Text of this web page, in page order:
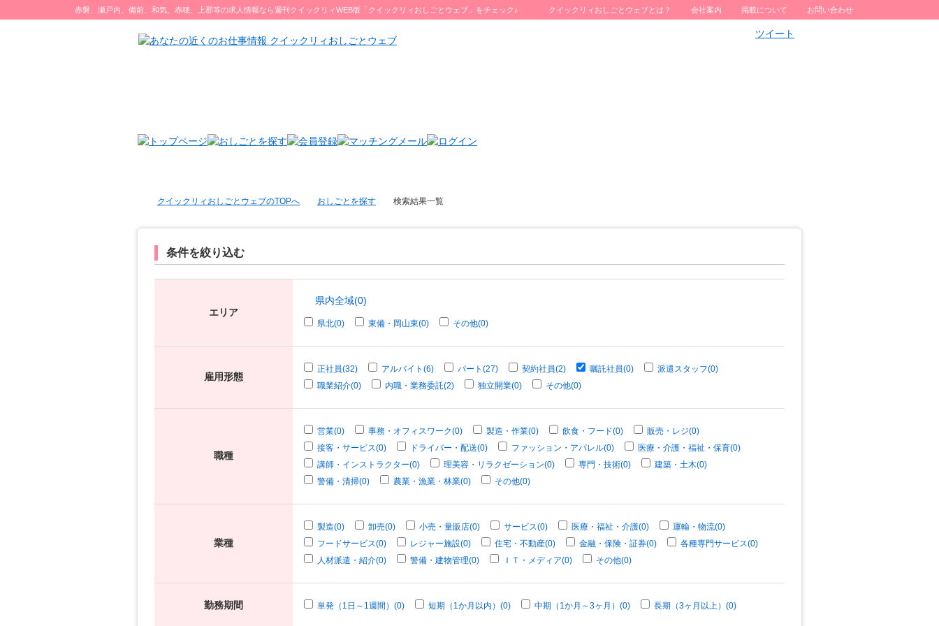
クイックリィおしごとウェブとは？ 会社案内 掲載について お問い合わせ
赤磐、瀬戸内、備前、和気、赤穂、上郡等の求人情報なら週刊クイックリィWEB版「クイックリィおしごとウェブ」をチェック♪
ツイート
クイックリィおしごとウェブのTOPへ おしごとを探す 検索結果一覧
条件を絞り込む
エリア
県内全域(0)
県北(0) 東備・岡山東(0) その他(0)
雇用形態
正社員(32) アルバイト(6) パート(27) 契約社員(2) 嘱託社員(0)
派遣スタッフ(0)
職業紹介(0)
内職・業務委託(2) 独立開業(0) その他(0)
職種
営業(0) 事務・オフィスワーク(0) 製造・作業(0) 飲食・フード(0)
販売・レジ(0)
接客・サービス(0)
ドライバー・配送(0) ファッション・アパレル(0)
医療・介護・福祉・保育(0)
講師・インストラクター(0)
理美容・リラクゼーション(0) 専門・技術(0)
建築・土木(0)
警備・清掃(0)
農業・漁業・林業(0) その他(0)
業種
製造(0) 卸売(0) 小売・量販店(0) サービス(0) 医療・福祉・介護(0)
運輸・物流(0)
フードサービス(0)
レジャー施設(0) 住宅・不動産(0) 金融・保険・証券(0)
各種専門サービス(0)
人材派遣・紹介(0)
警備・建物管理(0) ＩＴ・メディア(0) その他(0)
勤務期間 単発（1日～1週間）(0) 短期（1か月以内）(0) 中期（1か月～3ヶ月）(0) 長期（3ヶ月以上）(0)